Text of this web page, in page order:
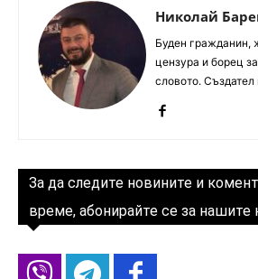
Николай
Буден гражданин,
цензура и борец
словото.
За да следите новините и
време, абонирайте се за нашите